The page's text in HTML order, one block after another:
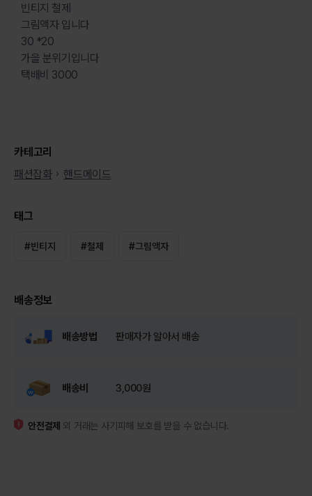
빈티지 철제
그림액자 입니다
30 *20
가을 분위기입니다
택배비 3000
카테고리
패션잡화
핸드메이드
태그
#빈티지 #철제 #그림액자
배송정보
배송방법 판매자가 알아서 배송
배송비 3,000원
안전결제 외 거래는 사기피해 보호를 받을 수 없습니다.